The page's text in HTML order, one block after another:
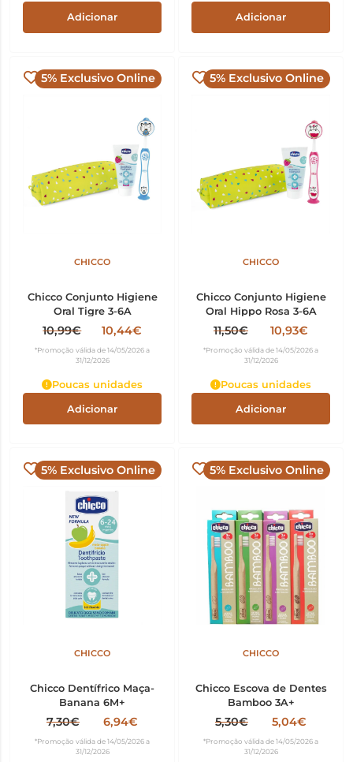
Adicionar Adicionar
5% Exclusivo Online
CHICCO
Chicco Conjunto Higiene
Oral Tigre 3-6A
10,99€ 10,44€
*Promoção válida de 14/05/2026 a
31/12/2026
Poucas unidades
Adicionar
5% Exclusivo Online
CHICCO
Chicco Conjunto Higiene
Oral Hippo Rosa 3-6A
11,50€ 10,93€
*Promoção válida de 14/05/2026 a
31/12/2026
Poucas unidades
Adicionar
5% Exclusivo Online
CHICCO
Chicco Dentífrico Maça-
Banana 6M+
7,30€ 6,94€
*Promoção válida de 14/05/2026 a
31/12/2026
5% Exclusivo Online
CHICCO
Chicco Escova de Dentes
Bamboo 3A+
5,30€ 5,04€
*Promoção válida de 14/05/2026 a
31/12/2026